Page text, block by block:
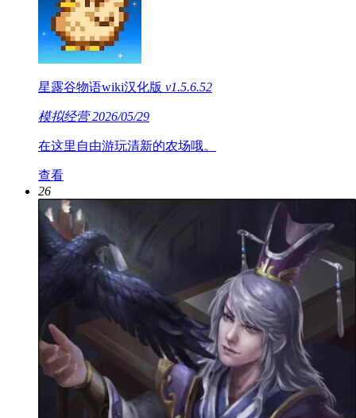
星露谷物语wiki汉化版 v1.5.6.52
模拟经营2026/05/29
在这里自由游玩清新的农场哦。
查看
26